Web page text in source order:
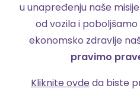
u unapređenju naše
od vozila i
ekonomsko zdravlje
pravimo
Kliknite ovde da biste